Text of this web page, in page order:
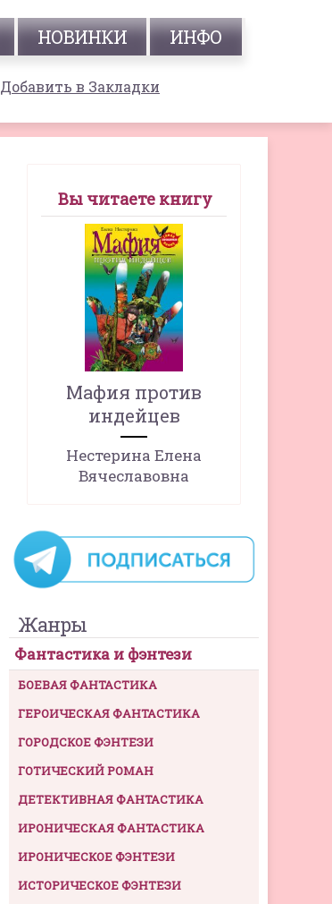
НОВИНКИ ИНФО
Добавить в Закладки
Вы читаете книгу
Мафия против
индейцев
Нестерина Елена
Вячеславовна
Жанры
Фантастика и фэнтези
БОЕВАЯ ФАНТАСТИКА
ГЕРОИЧЕСКАЯ ФАНТАСТИКА
ГОРОДСКОЕ ФЭНТЕЗИ
ГОТИЧЕСКИЙ РОМАН
ДЕТЕКТИВНАЯ ФАНТАСТИКА
ИРОНИЧЕСКАЯ ФАНТАСТИКА
ИРОНИЧЕСКОЕ ФЭНТЕЗИ
ИСТОРИЧЕСКОЕ ФЭНТЕЗИ